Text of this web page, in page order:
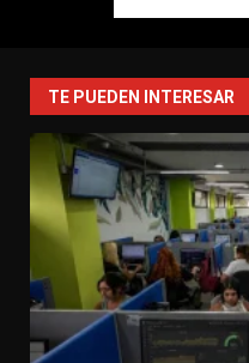
TE PUEDEN INTERESAR